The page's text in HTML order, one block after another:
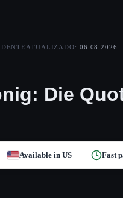
ATUALIZADO: 06.08.2026
Die
Available in US Fast